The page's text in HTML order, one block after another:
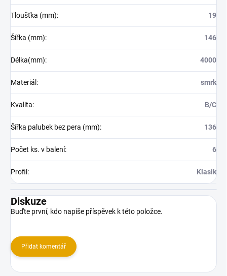
Tloušťka (mm): 19
Šířka (mm): 146
Délka(mm): 4000
Materiál: smrk
Kvalita: B/C
Šířka palubek bez pera (mm): 136
Počet ks. v balení: 6
Profil: Klasik
Diskuze
Buďte první, kdo napíše příspěvek k této položce.
Přidat komentář